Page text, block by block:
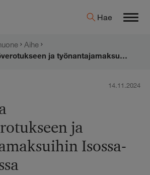
Hae
Aihe
Muutoksia henkilöverotukseen ja työnantajamaksuihin Isossa-Britanniassa
14.11.2024
ja
Isossa-